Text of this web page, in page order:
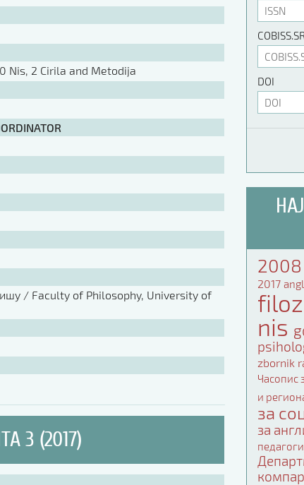
Nis, 2 Cirila and Metodija
/ Faculty of Philosophy, University of
3 (2017)
DOI
2008
2017
nis
zbornik
Часопис
и
за
за